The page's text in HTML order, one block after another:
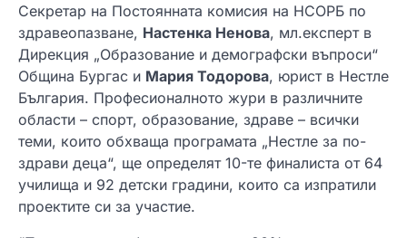
Секретар на Постоянната комисия на НСОРБ по
здравеопазване, Настенка Ненова, мл.експерт в
Дирекция „Образование и демографски въпроси“
Община Бургас и Мария Тодорова, юрист в Нестле
България. Професионалното жури в различните
области – спорт, образование, здраве – всички
теми, които обхваща програмата „Нестле за по-
здрави деца“, ще определят 10-те финалиста от 64
училища и 92 детски градини, които са изпратили
проектите си за участие.